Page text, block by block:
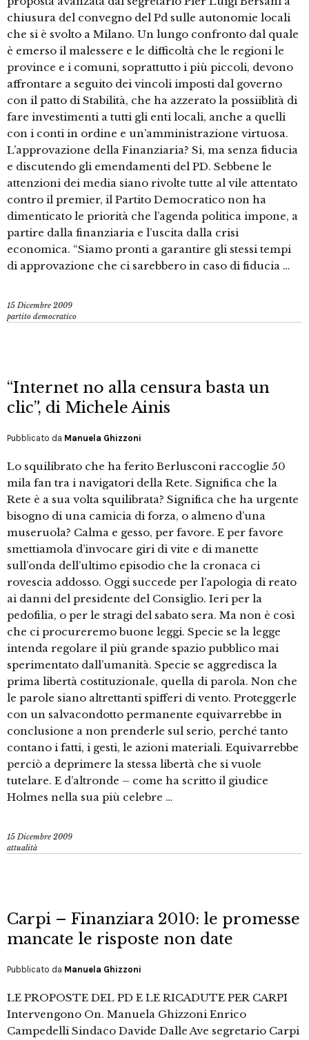
chiusura del convegno del Pd sulle autonomie locali
che si è svolto a Milano. Un lungo confronto dal quale
è emerso il malessere e le difficoltà che le regioni le
province e i comuni, soprattutto i più piccoli, devono
affrontare a seguito dei vincoli imposti dal governo
con il patto di Stabilità, che ha azzerato la possiiblità di
fare investimenti a tutti gli enti locali, anche a quelli
con i conti in ordine e un’amministrazione virtuosa.
L’approvazione della Finanziaria? Si, ma senza fiducia
e discutendo gli emendamenti del PD. Sebbene le
attenzioni dei media siano rivolte tutte al vile attentato
contro il premier, il Partito Democratico non ha
dimenticato le priorità che l’agenda politica impone, a
partire dalla finanziaria e l’uscita dalla crisi
economica. “Siamo pronti a garantire gli stessi tempi
di approvazione che ci sarebbero in caso di fiducia …
15 Dicembre 2009
partito democratico
“Internet no alla censura basta un
clic”, di Michele Ainis
Pubblicato da Manuela Ghizzoni
Lo squilibrato che ha ferito Berlusconi raccoglie 50
mila fan tra i navigatori della Rete. Significa che la
Rete è a sua volta squilibrata? Significa che ha urgente
bisogno di una camicia di forza, o almeno d’una
museruola? Calma e gesso, per favore. E per favore
smettiamola d’invocare giri di vite e di manette
sull’onda dell’ultimo episodio che la cronaca ci
rovescia addosso. Oggi succede per l’apologia di reato
ai danni del presidente del Consiglio. Ieri per la
pedofilia, o per le stragi del sabato sera. Ma non è così
che ci procureremo buone leggi. Specie se la legge
intenda regolare il più grande spazio pubblico mai
sperimentato dall’umanità. Specie se aggredisca la
prima libertà costituzionale, quella di parola. Non che
le parole siano altrettanti spifferi di vento. Proteggerle
con un salvacondotto permanente equivarrebbe in
conclusione a non prenderle sul serio, perché tanto
contano i fatti, i gesti, le azioni materiali. Equivarrebbe
perciò a deprimere la stessa libertà che si vuole
tutelare. E d’altronde – come ha scritto il giudice
Holmes nella sua più celebre …
15 Dicembre 2009
attualità
Carpi – Finanziara 2010: le promesse
mancate le risposte non date
Pubblicato da Manuela Ghizzoni
LE PROPOSTE DEL PD E LE RICADUTE PER CARPI
Intervengono On. Manuela Ghizzoni Enrico
Campedelli Sindaco Davide Dalle Ave segretario Carpi